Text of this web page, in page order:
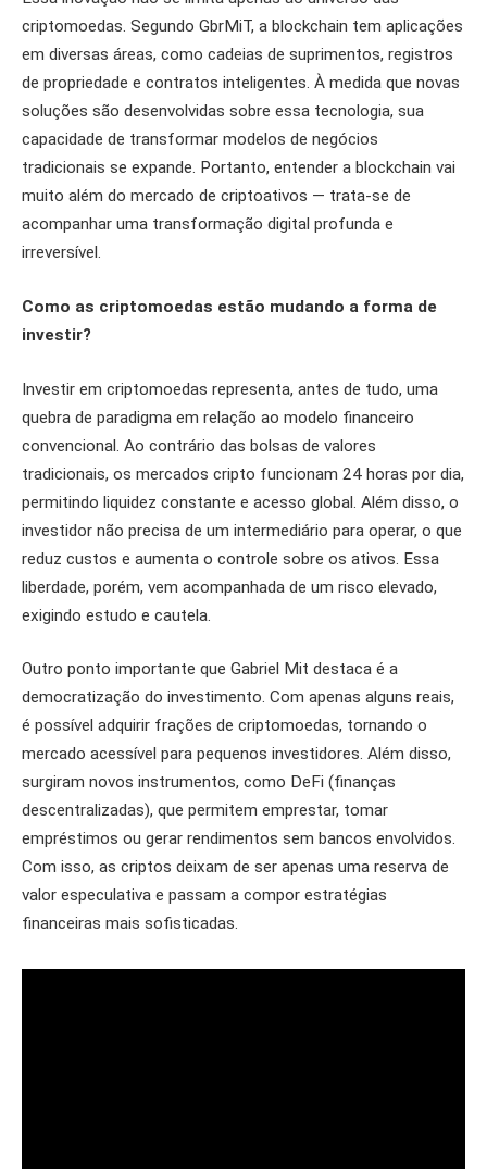
criptomoedas. Segundo GbrMiT, a blockchain tem aplicações
em diversas áreas, como cadeias de suprimentos, registros
de propriedade e contratos inteligentes. À medida que novas
soluções são desenvolvidas sobre essa tecnologia, sua
capacidade de transformar modelos de negócios
tradicionais se expande. Portanto, entender a blockchain vai
muito além do mercado de criptoativos — trata-se de
acompanhar uma transformação digital profunda e
irreversível.
Como as criptomoedas estão mudando a forma de
investir?
Investir em criptomoedas representa, antes de tudo, uma
quebra de paradigma em relação ao modelo financeiro
convencional. Ao contrário das bolsas de valores
tradicionais, os mercados cripto funcionam 24 horas por dia,
permitindo liquidez constante e acesso global. Além disso, o
investidor não precisa de um intermediário para operar, o que
reduz custos e aumenta o controle sobre os ativos. Essa
liberdade, porém, vem acompanhada de um risco elevado,
exigindo estudo e cautela.
Outro ponto importante que Gabriel Mit destaca é a
democratização do investimento. Com apenas alguns reais,
é possível adquirir frações de criptomoedas, tornando o
mercado acessível para pequenos investidores. Além disso,
surgiram novos instrumentos, como DeFi (finanças
descentralizadas), que permitem emprestar, tomar
empréstimos ou gerar rendimentos sem bancos envolvidos.
Com isso, as criptos deixam de ser apenas uma reserva de
valor especulativa e passam a compor estratégias
financeiras mais sofisticadas.